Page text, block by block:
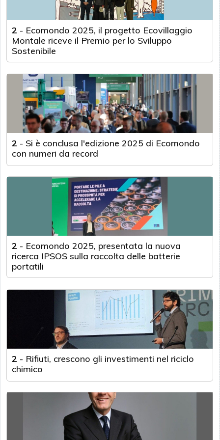
2 - Ecomondo 2025, il progetto Ecovillaggio
Montale riceve il Premio per lo Sviluppo
Sostenibile
2 - Si è conclusa l'edizione 2025 di Ecomondo
con numeri da record
2 - Ecomondo 2025, presentata la nuova
ricerca IPSOS sulla raccolta delle batterie
portatili
2 - Rifiuti, crescono gli investimenti nel riciclo
chimico